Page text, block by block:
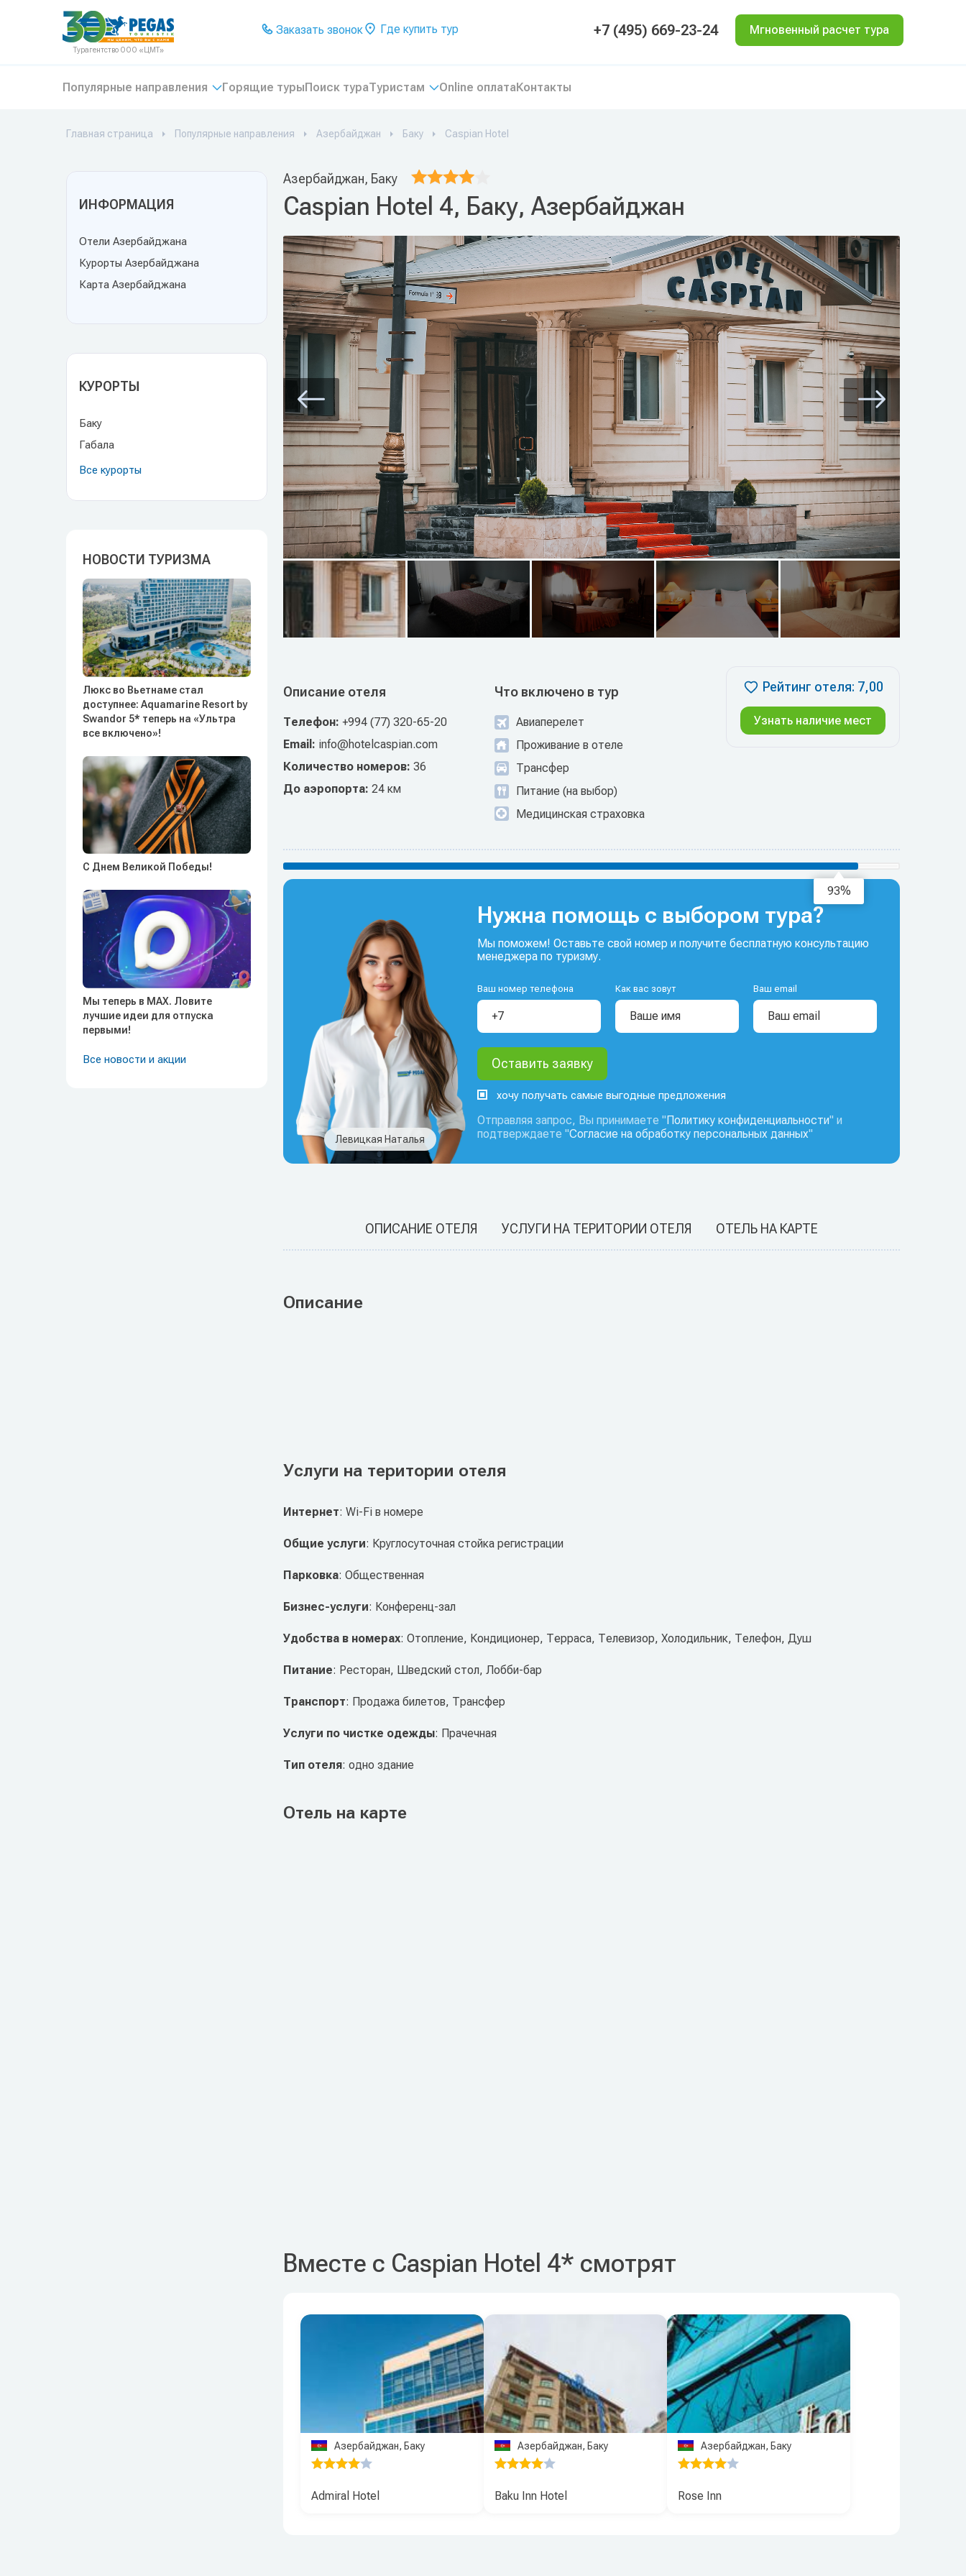
На главную
Турагентство ООО «ЦМТ»
Заказать звонок Где купить тур +7 (495) 669-23-24 Мгновенный расчет тура
Популярные направления Горящие турыПоиск тураТуристам Online оплатаКонтакты
Главная страница Популярные направления Азербайджан Баку Caspian Hotel
ИНФОРМАЦИЯ
Отели Азербайджана
Курорты Азербайджана
Карта Азербайджана
КУРОРТЫ
Баку
Габала
Все курорты
НОВОСТИ ТУРИЗМА
Люкс во Вьетнаме стал
доступнее: Aquamarine Resort by
Swandor 5* теперь на «Ультра
все включено»!
С Днем Великой Победы!
Мы теперь в MAX. Ловите
лучшие идеи для отпуска
первыми!
Все новости и акции
Азербайджан, Баку
Caspian Hotel 4, Баку, Азербайджан
Описание отеля
Телефон: +994 (77) 320-65-20
Email: info@hotelcaspian.com
Количество номеров: 36
До аэропорта: 24 км
Что включено в тур
Авиаперелет
Проживание в отеле
Трансфер
Питание (на выбор)
Медицинская страховка
Рейтинг отеля: 7,00
Узнать наличие мест
96%
Левицкая Наталья
Нужна помощь с выбором тура?
Мы поможем! Оставьте свой номер и получите бесплатную консультацию
менеджера по туризму.
Ваш номер телефона Как вас зовут Ваш email
хочу получать самые выгодные предложения
Отправляя запрос, Вы принимаете " Политику конфиденциальности" и
подтверждаете "Согласие на обработку персональных данных"
ОПИСАНИЕ ОТЕЛЯ УСЛУГИ НА ТЕРИТОРИИ ОТЕЛЯ ОТЕЛЬ НА КАРТЕ
Описание
Услуги на територии отеля
Интернет: Wi-Fi в номере
Общие услуги: Круглосуточная стойка регистрации
Парковка: Общественная
Бизнес-услуги: Конференц-зал
Удобства в номерах: Отопление, Кондиционер, Терраса, Телевизор, Холодильник, Телефон, Душ
Питание: Ресторан, Шведский стол, Лобби-бар
Транспорт: Продажа билетов, Трансфер
Услуги по чистке одежды: Прачечная
Тип отеля: одно здание
Отель на карте
Вместе с Caspian Hotel 4* смотрят
Азербайджан, Баку
Admiral Hotel
Азербайджан, Баку
Baku Inn Hotel
Азербайджан, Баку
Rose Inn